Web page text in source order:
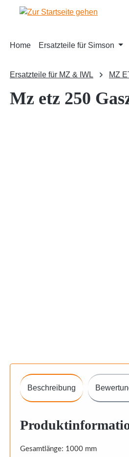
Hauptinhalt springen
Zur Suche springen
Zur Hauptnavigation springen
Home Ersatzteile für Simson
Ersatzteile für MZ & IWL MZ
Mz etz 250
Beschreibung
Gesamtlänge: 1000 mm